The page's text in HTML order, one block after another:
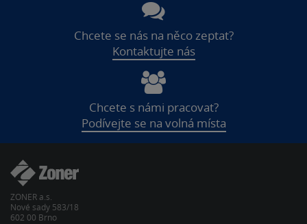
Chcete se nás na něco zeptat?
Kontaktujte nás
Chcete s námi pracovat?
Podívejte se na volná místa
ZONER a.s.
Nové sady 583/18
602 00 Brno